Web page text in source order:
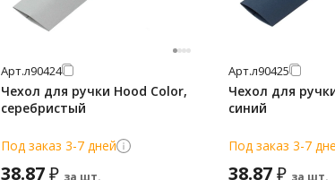
Арт.л90424
Чехол для ручки Hood Color,
серебристый
Под заказ 3-7 дней
38.87₽ за шт.
Арт.л90425
Чехол для
синий
Под заказ 3-7
38.87₽ за шт.